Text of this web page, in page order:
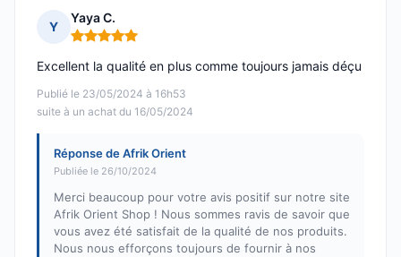
Y
Yaya C.
Note : 5 sur 5
Publié le 23/05/2024 à 16h53
suite à un achat du 16/05/2024
Excellent la qualité en plus comme toujours jamais déçu
Réponse de Afrik Orient
Publiée le 26/10/2024
Merci beaucoup pour votre avis positif sur notre site
Afrik Orient Shop ! Nous sommes ravis de savoir que
vous avez été satisfait de la qualité de nos produits.
Nous nous efforçons toujours de fournir à nos